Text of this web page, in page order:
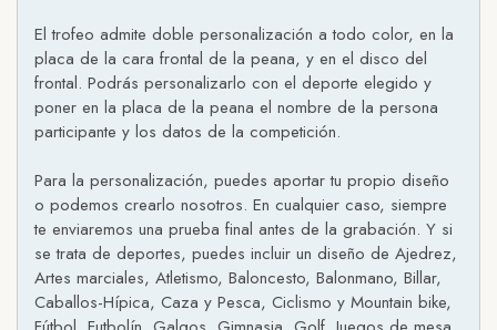
El trofeo admite doble personalización a todo color, en la
placa de la cara frontal de la peana, y en el disco del
frontal. Podrás personalizarlo con el deporte elegido y
poner en la placa de la peana el nombre de la persona
participante y los datos de la competición.
Para la personalización, puedes aportar tu propio diseño
o podemos crearlo nosotros. En cualquier caso, siempre
te enviaremos una prueba final antes de la grabación. Y si
se trata de deportes, puedes incluir un diseño de Ajedrez,
Artes marciales, Atletismo, Baloncesto, Balonmano, Billar,
Caballos-Hípica, Caza y Pesca, Ciclismo y Mountain bike,